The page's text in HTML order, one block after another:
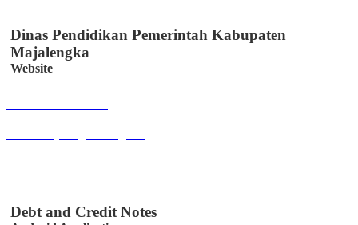
Dinas Pendidikan Pemerintah Kabupaten
Majalengka
Website
Debt and Credit Notes